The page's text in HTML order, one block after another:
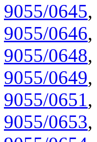
9055/0645,
9055/0646,
9055/0648,
9055/0649,
9055/0651,
9055/0653,